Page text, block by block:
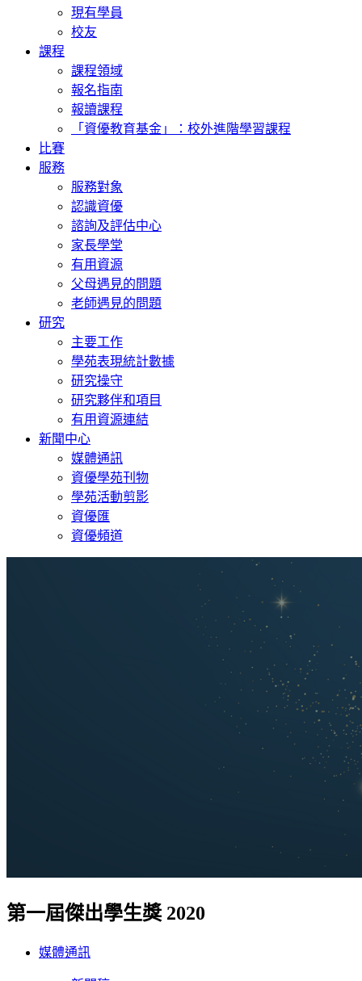
現有學員
校友
課程
課程領域
報名指南
報讀課程
「資優教育基金」：校外進階學習課程
比賽
服務
服務對象
認識資優
諮詢及評估中心
家長學堂
有用資源
父母遇見的問題
老師遇見的問題
研究
主要工作
學苑表現統計數據
研究操守
研究夥伴和項目
有用資源連結
新聞中心
媒體通訊
資優學苑刊物
學苑活動剪影
資優匯
資優頻道
第一屆傑出學生獎 2020
媒體通訊